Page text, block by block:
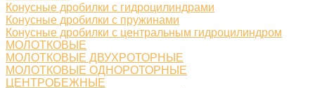
Конусные дробилки с гидроцилиндрами
Конусные дробилки с пружинами
Конусные дробилки с центральным гидроцилиндром
МОЛОТКОВЫЕ
МОЛОТКОВЫЕ ДВУХРОТОРНЫЕ
МОЛОТКОВЫЕ ОДНОРОТОРНЫЕ
ЦЕНТРОБЕЖНЫЕ